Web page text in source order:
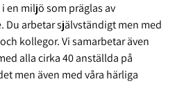
en miljö som präglas av
Du arbetar självständigt men med
kollegor. Vi samarbetar även
alla cirka 40 anställda på
men även med våra härliga